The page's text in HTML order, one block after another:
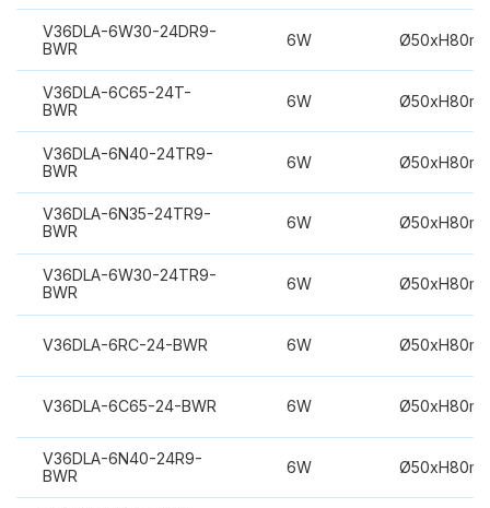
V36DLA-6W30-24DR9-
BWR
6W
V36DLA-6C65-24T-
BWR
6W
V36DLA-6N40-24TR9-
BWR
6W
V36DLA-6N35-24TR9-
BWR
6W
V36DLA-6W30-24TR9-
BWR
6W
V36DLA-6RC-24-BWR 6W
V36DLA-6C65-24-BWR 6W
V36DLA-6N40-24R9-
BWR
6W